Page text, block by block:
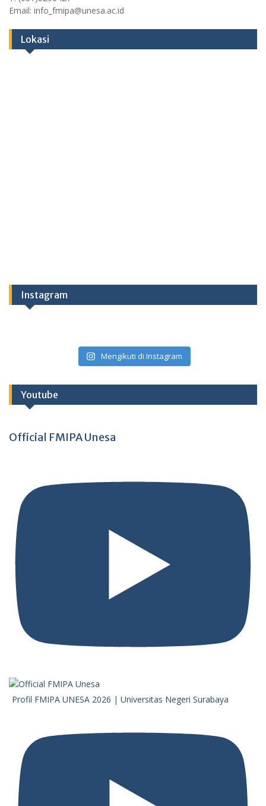
Email: info_fmipa@unesa.ac.id
Lokasi
Instagram
Mengikuti di Instagram
Youtube
Official FMIPA Unesa
Profil FMIPA UNESA 2026 | Universitas Negeri Surabaya